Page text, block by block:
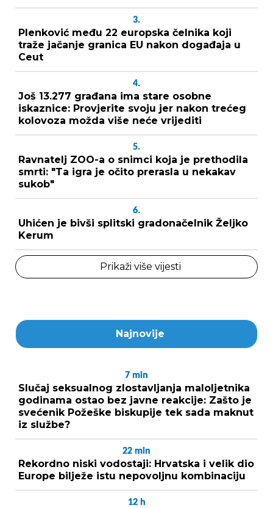
3.
Plenković među 22 europska čelnika koji
traže jačanje granica EU nakon događaja u
Ceut
4.
Još 13.277 građana ima stare osobne
iskaznice: Provjerite svoju jer nakon trećeg
kolovoza možda više neće vrijediti
5.
Ravnatelj ZOO-a o snimci koja je prethodila
smrti: "Ta igra je očito prerasla u nekakav
sukob"
6.
Uhićen je bivši splitski gradonačelnik Željko
Kerum
Prikaži više vijesti
Najnovije
7 min
Slučaj seksualnog zlostavljanja maloljetnika
godinama ostao bez javne reakcije: Zašto je
svećenik Požeške biskupije tek sada maknut
iz službe?
22 min
Rekordno niski vodostaji: Hrvatska i velik dio
Europe bilježe istu nepovoljnu kombinaciju
12 h